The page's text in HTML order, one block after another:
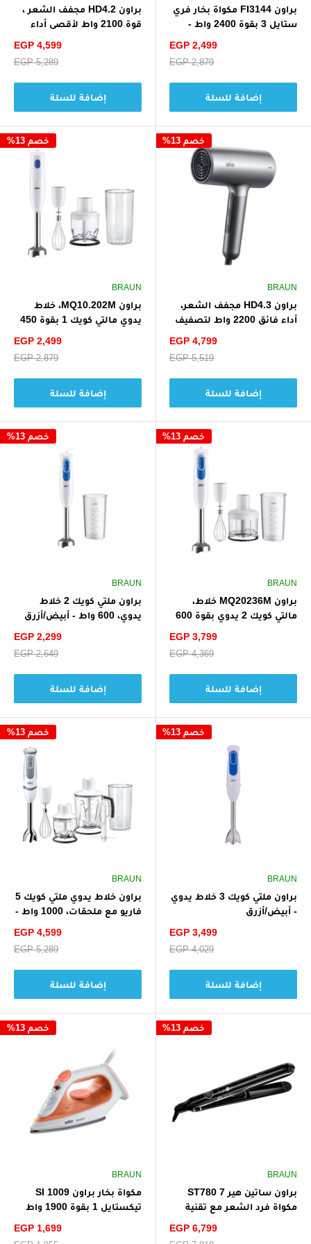
براون FI3144 مكواة بخار فري
ستايل 3 بقوة 2400 واط -
سعر
EGP 2,499
سعر
EGP 2,879
إضافة للسلة
براون HD4.2 مجفف الشعر ،
قوة 2100 واط لأقصى أداء
سعر
EGP 4,599
سعر
EGP 5,289
إضافة للسلة
خصم 13%
BRAUN
براون HD4.3 مجفف الشعر،
أداء فائق 2200 واط لتصفيف
سعر
EGP 4,799
سعر
EGP 5,519
إضافة للسلة
خصم 13%
BRAUN
براون MQ10.202M، خلاط
يدوي مالتي كويك 1 بقوة 450
سعر
EGP 2,499
سعر
EGP 2,879
إضافة للسلة
خصم 13%
BRAUN
براون MQ20236M خلاط،
مالتي كويك 2 يدوي بقوة 600
سعر
EGP 3,799
سعر
EGP 4,369
إضافة للسلة
خصم 13%
BRAUN
براون ملتي كويك 2 خلاط
يدوي، 600 واط - أبيض/أزرق
سعر
EGP 2,299
سعر
EGP 2,649
إضافة للسلة
خصم 13%
BRAUN
براون ملتي كويك 3 خلاط يدوي
- أبيض/أزرق
سعر
EGP 3,499
سعر
EGP 4,029
إضافة للسلة
خصم 13%
BRAUN
براون خلاط يدوي ملتي كويك 5
فاريو مع ملحقات، 1000 واط -
سعر
EGP 4,599
سعر
EGP 5,289
إضافة للسلة
خصم 13%
BRAUN
براون ساتين هير 7 ST780
مكواة فرد الشعر مع تقنية
سعر
EGP 6,799
خصم 13%
BRAUN
مكواة بخار براون SI 1009
تيكستايل 1 بقوة 1900 واط
سعر
EGP 1,699